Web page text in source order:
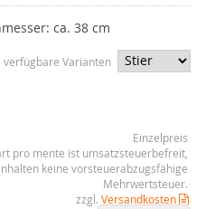
ca. 38 cm
verfügbare Varianten
Einzelpreis
pro mente ist umsatzsteuerbefreit,
keine vorsteuerabzugsfähige
Mehrwertsteuer.
zzgl. Versandkosten